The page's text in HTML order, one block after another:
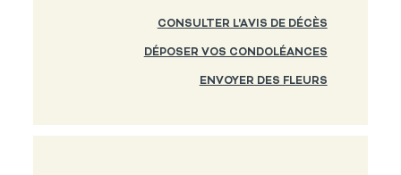
CONSULTER L'AVIS DE DÉCÈS
DÉPOSER VOS CONDOLÉANCES
ENVOYER DES FLEURS